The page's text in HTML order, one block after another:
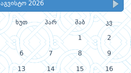
აგვისტო 2026
ხუთ პარ შაბ კვ
1 2
6 7 8 9
13 14 15 16